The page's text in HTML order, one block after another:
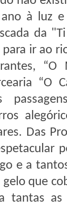
à luz
da
ir ao
“O
“O
Das
e a
que
tantas